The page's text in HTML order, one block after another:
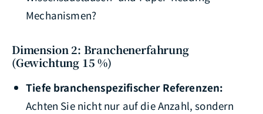
Mechanismen?
Dimension 2: Branchenerfahrung
(Gewichtung 15 %)
Tiefe branchenspezifischer Referenzen:
Achten Sie nicht nur auf die Anzahl, sondern